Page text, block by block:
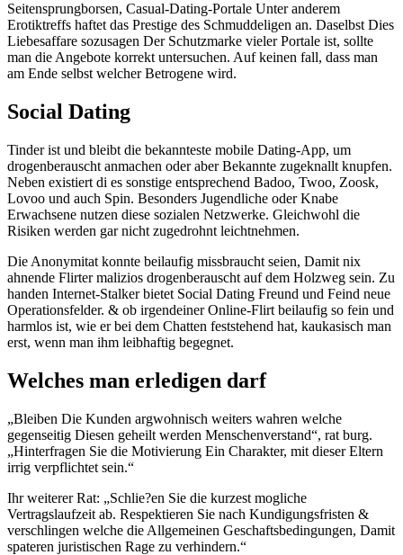
Seitensprungborsen, Casual-Dating-Portale Unter anderem
Erotiktreffs haftet das Prestige des Schmuddeligen an. Daselbst Dies
Liebesaffare sozusagen Der Schutzmarke vieler Portale ist, sollte
man die Angebote korrekt untersuchen. Auf keinen fall, dass man
am Ende selbst welcher Betrogene wird.
Social Dating
Tinder ist und bleibt die bekannteste mobile Dating-App, um
drogenberauscht anmachen oder aber Bekannte zugeknallt knupfen.
Neben existiert di es sonstige entsprechend Badoo, Twoo, Zoosk,
Lovoo und auch Spin. Besonders Jugendliche oder Knabe
Erwachsene nutzen diese sozialen Netzwerke. Gleichwohl die
Risiken werden gar nicht zugedrohnt leichtnehmen.
Die Anonymitat konnte beilaufig missbraucht seien, Damit nix
ahnende Flirter malizios drogenberauscht auf dem Holzweg sein. Zu
handen Internet-Stalker bietet Social Dating Freund und Feind neue
Operationsfelder. & ob irgendeiner Online-Flirt beilaufig so fein und
harmlos ist, wie er bei dem Chatten feststehend hat, kaukasisch man
erst, wenn man ihm leibhaftig begegnet.
Welches man erledigen darf
„Bleiben Die Kunden argwohnisch weiters wahren welche
gegenseitig Diesen geheilt werden Menschenverstand“, rat burg.
„Hinterfragen Sie die Motivierung Ein Charakter, mit dieser Eltern
irrig verpflichtet sein.“
Ihr weiterer Rat: „Schlie?en Sie die kurzest mogliche
Vertragslaufzeit ab. Respektieren Sie nach Kundigungsfristen &
verschlingen welche die Allgemeinen Geschaftsbedingungen, Damit
spateren juristischen Rage zu verhindern.“